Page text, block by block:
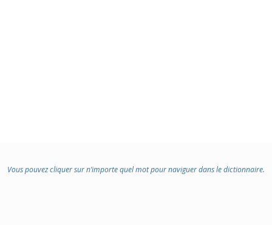
Vous pouvez cliquer sur n’importe quel mot pour naviguer dans le dictionnaire.